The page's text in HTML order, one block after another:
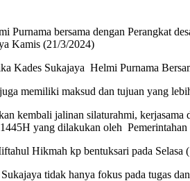
Purnama bersama dengan Perangkat
Kamis (21/3/2024)
Kades Sukajaya Helmi Purnama
memiliki maksud dan tujuan yang
kembali jalinan silaturahmi, kerjasama
yang dilakukan oleh
Hikmah kp bentuksari pada Selasa
tidak hanya fokus pada tugas